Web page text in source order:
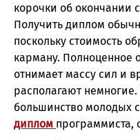
корочки об окончании
Получить диплом
поскольку стоимость
карману. Полноценное
отнимает массу сил и
располагают
большинство молодых
диплом программиста,